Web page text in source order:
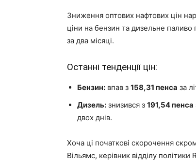
Зниження оптових нафтових цін
ціни на бензин та дизельне
за два місяці.
Останні тенденції цін:
Бензин: впав з 158,31 пенса за
Дизель: знизився з 191,54 пенса
двох днів.
Хоча ці початкові скорочення
Вільямс, керівник відділу